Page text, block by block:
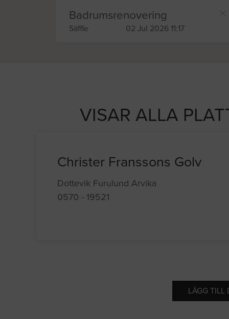
Badrumsrenovering
Säffle 02 Jul 2026 11:17
VISAR ALLA
Christer Franssons Golv
Dottevik Furulund Arvika
0570 - 19521
LÄGG TILL